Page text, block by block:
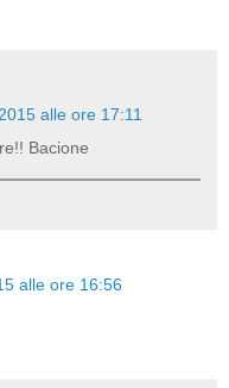
alle ore 17:11
Bacione
alle ore 16:56